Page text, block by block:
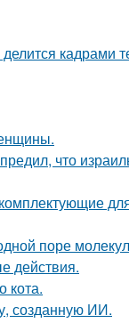
кадрами
что
поре
действия.
кота.
созданную ИИ.